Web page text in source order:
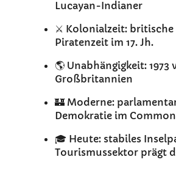
Lucayan-Indianer
⚔️ Kolonialzeit: britische
Piratenzeit im 17. Jh.
🌎 Unabhängigkeit: 1973
Großbritannien
🏰 Moderne:
Demokratie im
🎓 Heute: stabiles
Tourismussektor prägt